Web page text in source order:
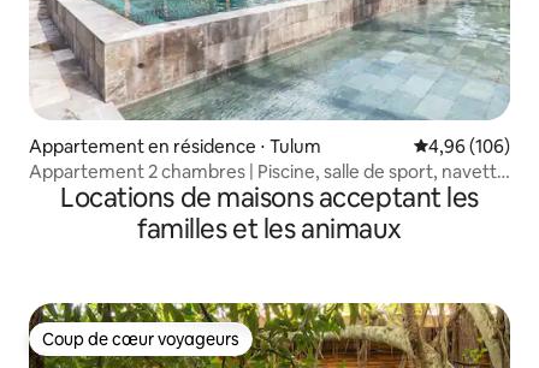
Appartement en résidence ⋅ Tulum Évaluation
4,96 (106)
Appartement 2 chambres | Piscine, salle de sport, navette
pour la plage, Wi-Fi
Locations de maisons acceptant les
familles et les animaux
Coup de cœur voyageurs
Coup de cœur voyageurs